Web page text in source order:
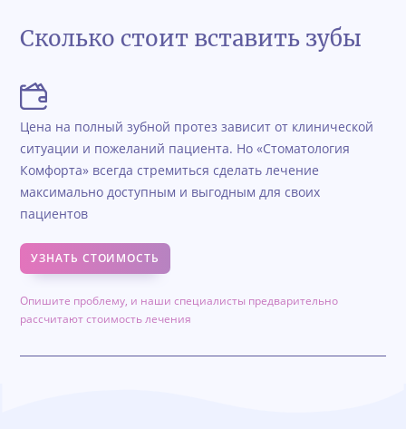
Сколько стоит вставить зубы
Цена на полный зубной протез зависит от клинической
ситуации и пожеланий пациента. Но «Стоматология
Комфорта» всегда стремиться сделать лечение
максимально доступным и выгодным для своих
пациентов
УЗНАТЬ СТОИМОСТЬ
Опишите проблему, и наши специалисты предварительно
рассчитают стоимость лечения